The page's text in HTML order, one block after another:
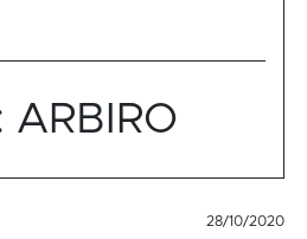
ARBIRO
28/10/2020